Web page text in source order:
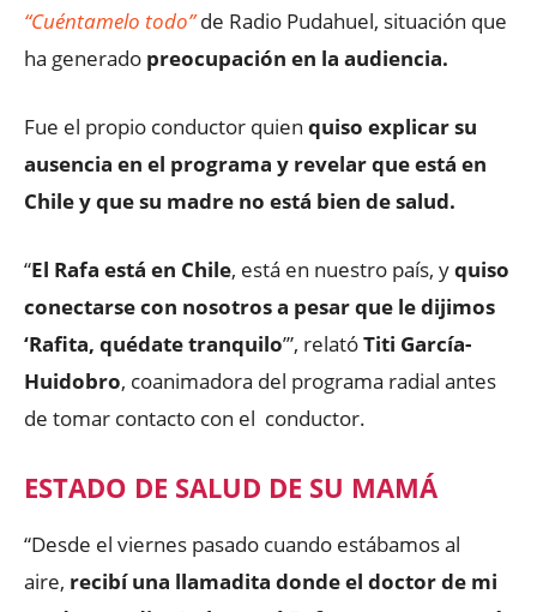
“Cuéntamelo todo”de Radio Pudahuel, situación que
ha generado preocupación en la audiencia.
Fue el propio conductor quien quiso explicar su
ausencia en el programa y revelar que está en
Chile y que su madre no está bien de salud.
“El Rafa está en Chile, está en nuestro país, yquiso
conectarse con nosotros a pesar que le dijimos
‘Rafita, quédate tranquilo’”, relatóTiti García-
Huidobro, coanimadora del programa radial antes
de tomar contacto con el conductor.
ESTADO DE SALUD DE SU MAMÁ
“Desde el viernes pasado cuando estábamos al
aire, recibí una llamadita donde el doctor de mi